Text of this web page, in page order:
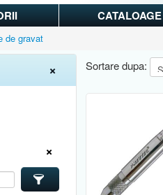
CATALOAGE
de gravat
Sortare dupa: